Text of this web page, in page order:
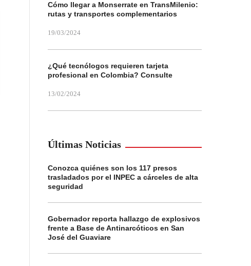
Cómo llegar a Monserrate en TransMilenio:
rutas y transportes complementarios
19/03/2024
¿Qué tecnólogos requieren tarjeta
profesional en Colombia? Consulte
13/02/2024
Últimas Noticias
Conozca quiénes son los 117 presos
trasladados por el INPEC a cárceles de alta
seguridad
Gobernador reporta hallazgo de explosivos
frente a Base de Antinarcóticos en San
José del Guaviare